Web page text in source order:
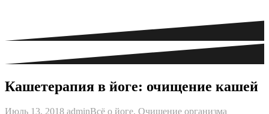
Кашетерапия в йоге: очищение кашей
Июль 13, 2018 adminВсё о йоге, Очищение организма